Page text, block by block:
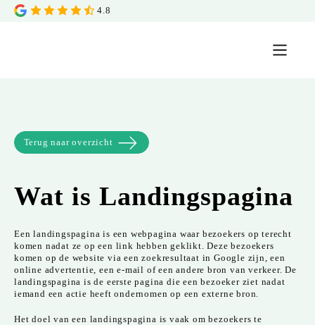
4.8
Terug naar overzicht
Wat is Landingspagina
Een landingspagina is een webpagina waar bezoekers op terecht
komen nadat ze op een link hebben geklikt. Deze bezoekers
komen op de website via een zoekresultaat in Google zijn, een
online advertentie, een e-mail of een andere bron van verkeer. De
landingspagina is de eerste pagina die een bezoeker ziet nadat
iemand een actie heeft ondernomen op een externe bron.
Het doel van een landingspagina is vaak om bezoekers te